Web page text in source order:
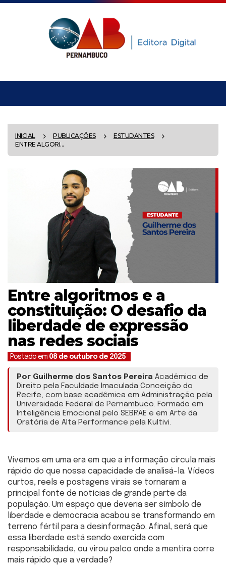
INICIAL PUBLICAÇÕES
ESTUDANTES
ENTRE ALGORI...
Entre algoritmos e a
constituição: O desafio da
liberdade de expressão
nas redes sociais
Postado em 08 de outubro de 2025
Por Guilherme dos Santos Pereira Acadêmico de
Direito pela Faculdade Imaculada Conceição do
Recife, com base acadêmica em Administração pela
Universidade Federal de Pernambuco. Formado em
Inteligência Emocional pelo SEBRAE e em Arte da
Oratória de Alta Performance pela Kultivi.
Vivemos em uma era em que a informação circula mais
rápido do que nossa capacidade de analisá-la. Vídeos
curtos, reels e postagens virais se tornaram a
principal fonte de notícias de grande parte da
população. Um espaço que deveria ser símbolo de
liberdade e democracia acabou se transformando em
terreno fértil para a desinformação. Afinal, será que
essa liberdade está sendo exercida com
responsabilidade, ou virou palco onde a mentira corre
mais rápido que a verdade?